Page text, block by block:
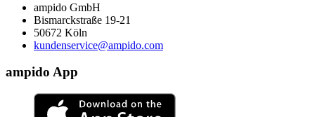
ampido GmbH
Bismarckstraße 19-21
50672 Köln
kundenservice@ampido.com
ampido App